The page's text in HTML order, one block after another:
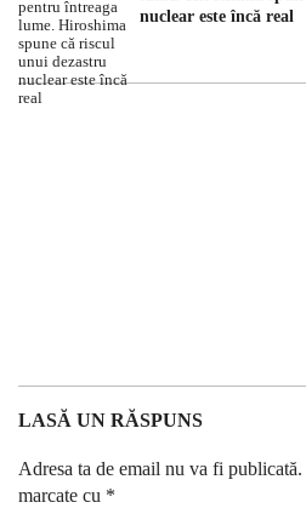
nuclear este încă real
LASĂ UN RĂSPUNS
Adresa ta de email nu va fi publicată.
marcate cu *